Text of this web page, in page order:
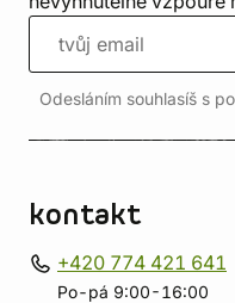
Odesláním souhlasíš s
kontakt
+420 774 421 641
Po-pá 9:00-16:00